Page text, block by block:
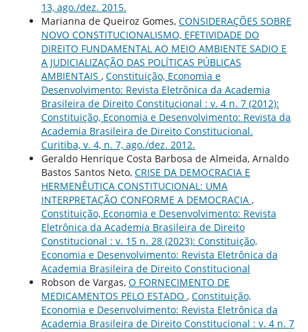
13, ago./dez. 2015.
Marianna de Queiroz Gomes, CONSIDERAÇÕES SOBRE
NOVO CONSTITUCIONALISMO, EFETIVIDADE DO
DIREITO FUNDAMENTAL AO MEIO AMBIENTE SADIO E
A JUDICIALIZAÇÃO DAS POLÍTICAS PÚBLICAS
AMBIENTAIS , Constituição, Economia e
Desenvolvimento: Revista Eletrônica da Academia
Brasileira de Direito Constitucional : v. 4 n. 7 (2012):
Constituição, Economia e Desenvolvimento: Revista da
Academia Brasileira de Direito Constitucional.
Curitiba, v. 4, n. 7, ago./dez. 2012.
Geraldo Henrique Costa Barbosa de Almeida, Arnaldo
Bastos Santos Neto, CRISE DA DEMOCRACIA E
HERMENÊUTICA CONSTITUCIONAL: UMA
INTERPRETAÇÃO CONFORME A DEMOCRACIA ,
Constituição, Economia e Desenvolvimento: Revista
Eletrônica da Academia Brasileira de Direito
Constitucional : v. 15 n. 28 (2023): Constituição,
Economia e Desenvolvimento: Revista Eletrônica da
Academia Brasileira de Direito Constitucional
Robson de Vargas, O FORNECIMENTO DE
MEDICAMENTOS PELO ESTADO , Constituição,
Economia e Desenvolvimento: Revista Eletrônica da
Academia Brasileira de Direito Constitucional : v. 4 n. 7